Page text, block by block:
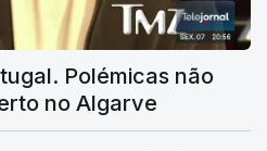
Polémicas não
no Algarve